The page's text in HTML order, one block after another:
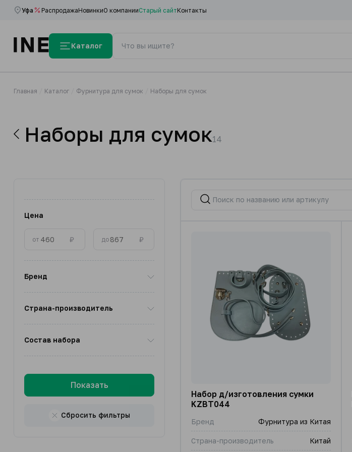
Уфа РаспродажаНовинкиО компанииСтарый сайтКонтакты
Каталог
Главная Каталог Фурнитура для сумок Наборы для сумок
Наборы для сумок14
Цена
от ₽ до ₽
Бренд
Страна-производитель
Состав набора
Показать
Сбросить фильтры
Набор д/изготовления сумки
KZBT044
Бренд Фурнитура из Китая
Страна-производитель Китай